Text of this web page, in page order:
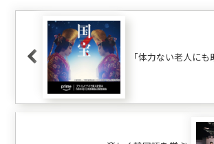
「体力ない老人にも